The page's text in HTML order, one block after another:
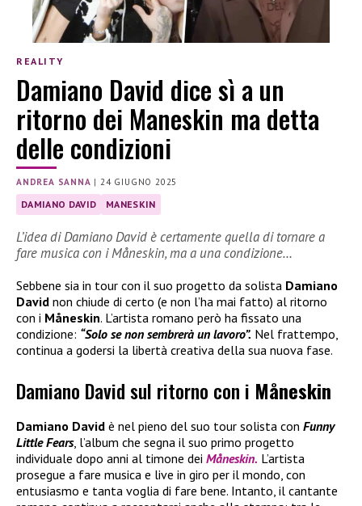
REALITY
Damiano David dice sì a un
ritorno dei Maneskin ma detta
delle condizioni
ANDREA SANNA |24 GIUGNO 2025
DAMIANO DAVID MANESKIN
L’idea di Damiano David è certamente quella di tornare a
fare musica con i Måneskin, ma a una condizione…
Sebbene sia in tour con il suo progetto da solista Damiano
David non chiude di certo (e non l’ha mai fatto) al ritorno
con i Måneskin. L’artista romano però ha fissato una
condizione: “Solo se non sembrerà un lavoro”. Nel frattempo,
continua a godersi la libertà creativa della sua nuova fase.
Damiano David sul ritorno con i Måneskin
Damiano David è nel pieno del suo tour solista con Funny
Little Fears, l’album che segna il suo primo progetto
individuale dopo anni al timone dei Måneskin. L’artista
prosegue a fare musica e live in giro per il mondo, con
entusiasmo e tanta voglia di fare bene. Intanto, il cantante